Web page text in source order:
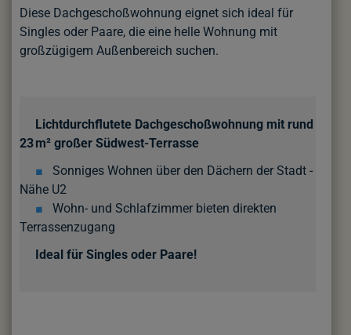
Diese Dachgeschoßwohnung eignet sich ideal für
Singles oder Paare, die eine helle Wohnung mit
großzügigem Außenbereich suchen.
Lichtdurchflutete Dachgeschoßwohnung mit rund
23 m² großer Südwest-Terrasse
■
Sonniges Wohnen über den Dächern der Stadt -
Nähe U2
■
Wohn- und Schlafzimmer bieten direkten
Terrassenzugang
Ideal für Singles oder Paare!